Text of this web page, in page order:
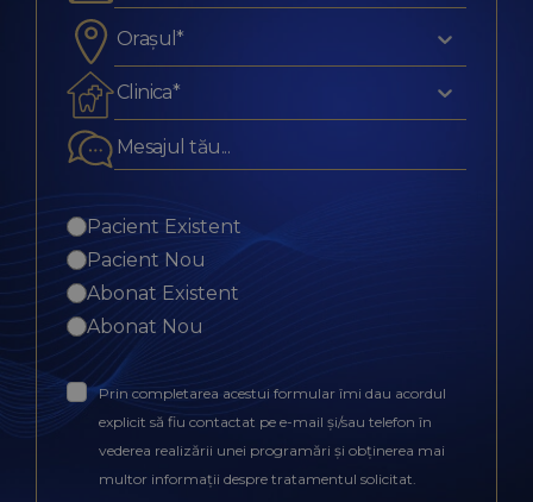
Orașul*
Clinica*
Pacient Existent
Pacient Nou
Abonat Existent
Abonat Nou
Prin completarea acestui formular îmi dau acordul
explicit să fiu contactat pe e-mail și/sau telefon în
vederea realizării unei programări și obținerea mai
multor informații despre tratamentul solicitat.